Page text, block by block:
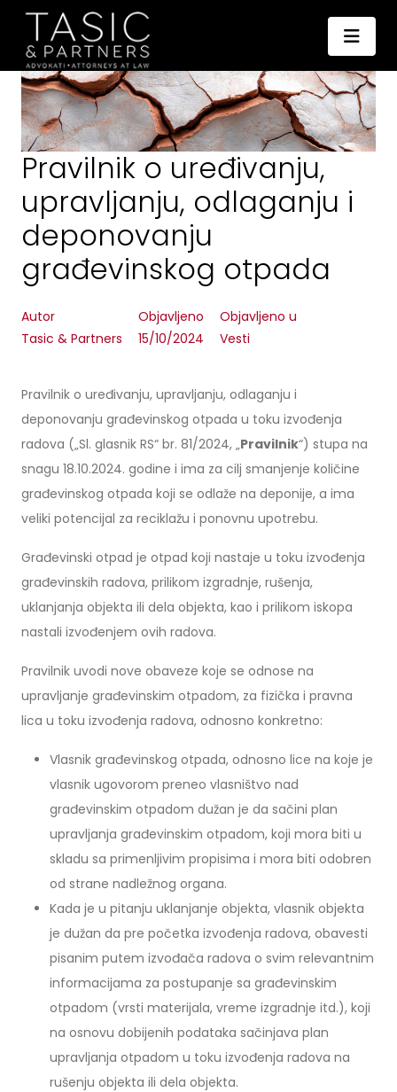
Pravilnik o uređivanju,
upravljanju, odlaganju i
deponovanju
građevinskog otpada
Autor
Tasic & Partners
Objavljeno
15/10/2024
Objavljeno u
Vesti
Pravilnik o uređivanju, upravljanju, odlaganju i
deponovanju građevinskog otpada u toku izvođenja
radova („Sl. glasnik RS“ br. 81/2024, „Pravilnik“) stupa na
snagu 18.10.2024. godine i ima za cilj smanjenje količine
građevinskog otpada koji se odlaže na deponije, a ima
veliki potencijal za reciklažu i ponovnu upotrebu.
Građevinski otpad je otpad koji nastaje u toku izvođenja
građevinskih radova, prilikom izgradnje, rušenja,
uklanjanja objekta ili dela objekta, kao i prilikom iskopa
nastali izvođenjem ovih radova.
Pravilnik uvodi nove obaveze koje se odnose na
upravljanje građevinskim otpadom, za fizička i pravna
lica u toku izvođenja radova, odnosno konkretno:
Vlasnik građevinskog otpada, odnosno lice na koje je
vlasnik ugovorom preneo vlasništvo nad
građevinskim otpadom dužan je da sačini plan
upravljanja građevinskim otpadom, koji mora biti u
skladu sa primenljivim propisima i mora biti odobren
od strane nadležnog organa.
Kada je u pitanju uklanjanje objekta, vlasnik objekta
je dužan da pre početka izvođenja radova, obavesti
pisanim putem izvođača radova o svim relevantnim
informacijama za postupanje sa građevinskim
otpadom (vrsti materijala, vreme izgradnje itd.), koji
na osnovu dobijenih podataka sačinjava plan
upravljanja otpadom u toku izvođenja radova na
rušenju objekta ili dela objekta.